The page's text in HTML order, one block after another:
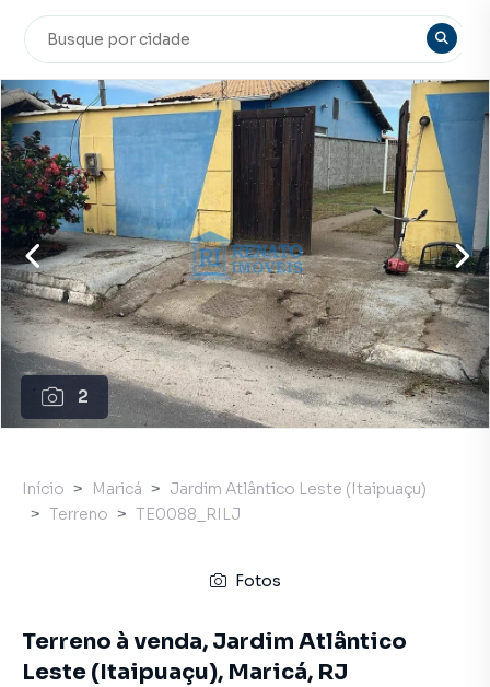
2
Início Maricá
Jardim Atlântico Leste (Itaipuaçu)
Terreno
TE0088_RILJ
Fotos
Terreno à venda, Jardim Atlântico
Leste (Itaipuaçu), Maricá, RJ